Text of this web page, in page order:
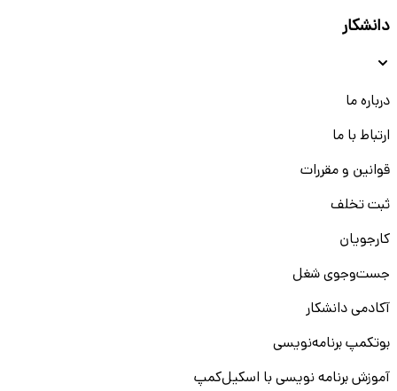
دانشکار
درباره ما
ارتباط با ما
قوانین و مقررات
ثبت تخلف
کارجویان
جست‌و‌جوی شغل
آکادمی دانشکار
بوتکمپ برنامه‌نویسی
آموزش برنامه نویسی با اسکیل‌کمپ